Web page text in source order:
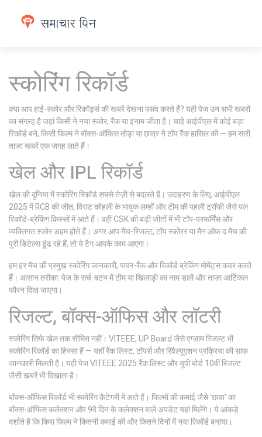
स्कोरिंग रिकॉर्ड
क्या आप हाई-स्कोर और रिकॉर्ड्स की खबरें देखना पसंद करते हैं? यही पेज उन सभी खबरों
का संग्रह है जहां किसी ने नया स्कोर, रैंक या इनाम जीता है। चाहे आईपीएल में कोई बड़ा
रिकॉर्ड बने, किसी फिल्म ने बॉक्स-ऑफिस तोड़ा या छात्र ने टॉप रैंक हासिल की — हम सारी
ताज़ा खबरें एक जगह लाते हैं।
खेल और IPL रिकॉर्ड
खेल की दुनिया में स्कोरिंग रिकॉर्ड सबसे तेज़ी से बदलते हैं। उदाहरण के लिए, आईपीएल
2025 में RCB की जीत, विराट कोहली के भावुक लम्हों और टीम की पहली ट्रॉफी जैसे पल
रिकॉर्ड-ब्रेकिंग किस्सों में आते हैं। वहीं CSK की बड़ी जीतों में भी टॉप-परफॉर्मेंस और
व्यक्तिगत स्कोर अहम होते हैं। अगर आप मैच-रिजल्ट, टॉप स्कोरर या मैन ऑफ द मैच की
पूरी डिटेल्स ढूंढ रहे हैं, तो ये टैग आपके काम आएगा।
हम हर मैच की प्रमुख स्कोरिंग जानकारी, पावर-रैंक और रिकॉर्ड ब्रेकिंग मोमेंट्स कवर करते
हैं। आसान तरीका: पेज के सर्च-बटन में टीम या खिलाड़ी का नाम डालें और ताज़ा आर्टिकल
फौरन दिख जाएगा।
रिजल्ट, बॉक्स-ऑफिस और लॉटरी
स्कोरिंग सिर्फ खेल तक सीमित नहीं। VITEEE, UP Board जैसे एग्ज़ाम रिजल्ट भी
स्कोरिंग रिकॉर्ड का हिस्सा हैं — यहाँ रैंक लिस्ट, टॉपर्स और रिवैल्यूएशन प्रक्रिया की साफ
जानकारी मिलती है। यही पेज VITEEE 2025 रैंक लिस्ट और यूपी बोर्ड 10वीं रिजल्ट
जैसी खबरें भी दिखाता है।
बॉक्स-ऑफिस रिकॉर्ड भी स्कोरिंग कैटेगरी में आते हैं। फिल्मों की कमाई जैसे 'छावा' का
बॉक्स-ऑफिस कलेक्शन और 9वें दिन के कलेक्शन वाले अपडेट यहां मिलेंगे। ये आंकड़े
दर्शाते हैं कि किस फिल्म ने कितनी कमाई की और कितने दिनों में नया रिकॉर्ड बनाया।